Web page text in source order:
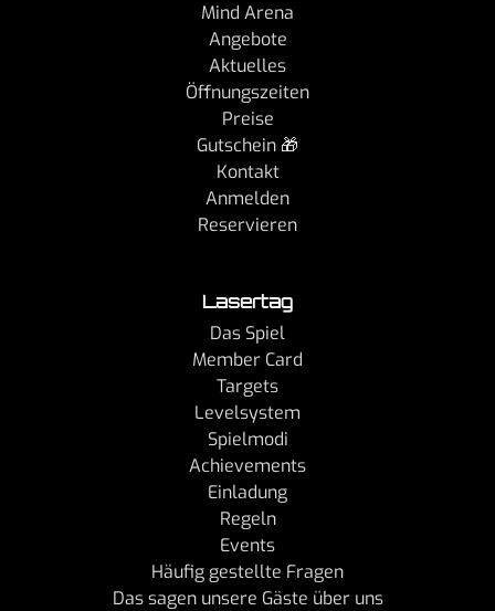
Mind Arena
Angebote
Aktuelles
Öffnungszeiten
Preise
Gutschein 🎁
Kontakt
Anmelden
Reservieren
Lasertag
Das Spiel
Member Card
Targets
Levelsystem
Spielmodi
Achievements
Einladung
Regeln
Events
Häufig gestellte Fragen
Das sagen unsere Gäste über uns